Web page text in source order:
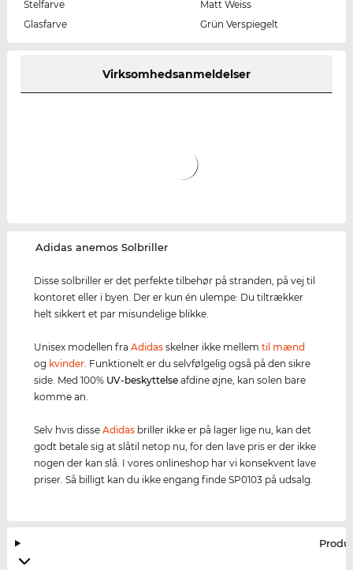
Stelfarve
Matt Weiss
Glasfarve
Grün Verspiegelt
Virksomhedsanmeldelser
‌Adidas anemos Solbriller
Disse solbriller er det perfekte tilbehør på stranden, på vej til
kontoret eller i byen. Der er kun én ulempe: Du tiltrækker
helt sikkert et par misundelige blikke.
Unisex modellen fraAdidas skelner ikke mellemtil mænd
og kvinder . Funktionelt er du selvfølgelig også på den sikre
side. Med 100% UV-beskyttelse afdine øjne, kan solen bare
komme an.
Selv hvis disseAdidas briller ikke er på lager lige nu, kan det
godt betale sig at slåtil netop nu, for den lave pris er der ikke
nogen der kan slå. I vores onlineshop har vi konsekvent lave
priser. Så billigt kan du ikke engang finde SP0103 på udsalg.